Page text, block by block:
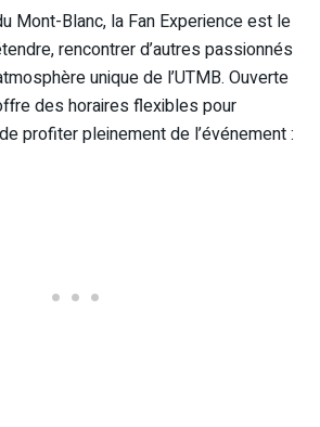
Mont-Blanc, la Fan Experience est le
rencontrer d’autres passionnés
unique de l’UTMB. Ouverte
des horaires flexibles pour
profiter pleinement de l’événement :